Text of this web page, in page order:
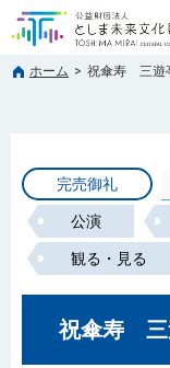
ホーム > 祝傘寿 三遊
完売御礼
公演
観る・見る
祝傘寿 三